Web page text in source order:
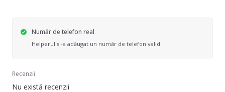
Număr de telefon real
Helperul și-a adăugat un număr de telefon valid
Recenzii
Nu există recenzii